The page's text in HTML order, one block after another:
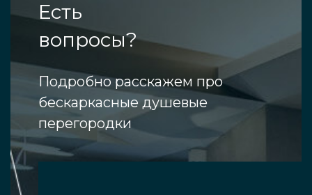
Есть
вопросы?
Подробно расскажем про
бескаркасные душевые
перегородки